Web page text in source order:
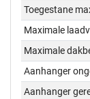
Toegestane
Maximale
Maximale
Aanhanger
Aanhanger